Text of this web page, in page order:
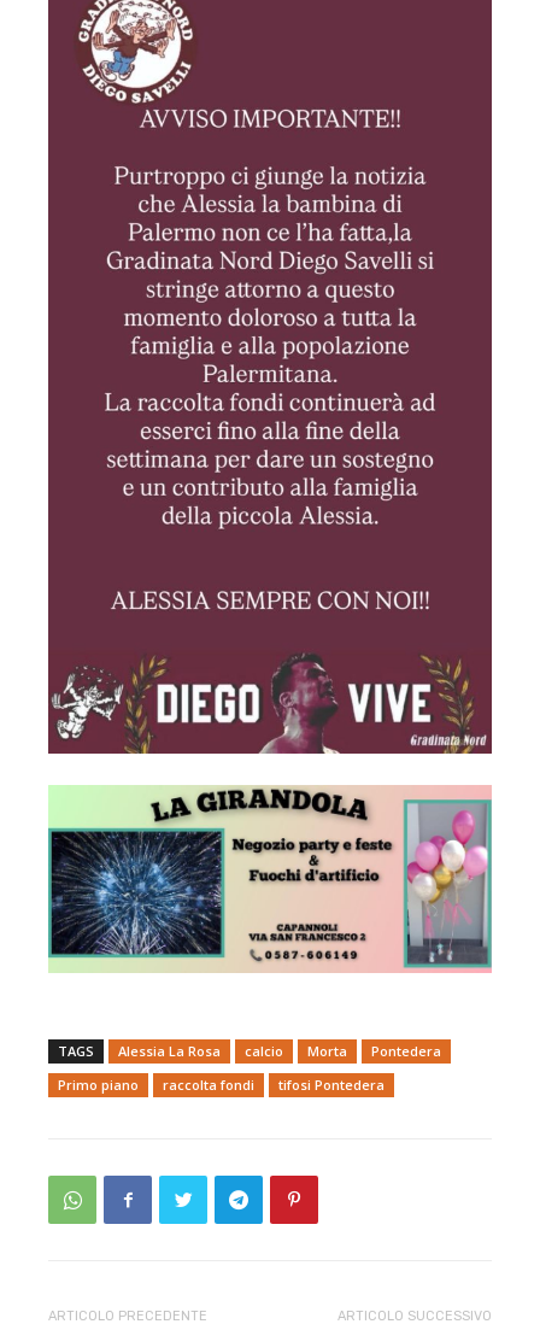
TAGS Alessia La Rosa calcio Morta
Pontedera
Primo piano
raccolta fondi tifosi Pontedera
ARTICOLO PRECEDENTE ARTICOLO SUCCESSIVO